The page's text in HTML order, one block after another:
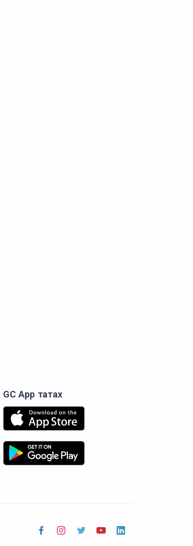
GC App татах